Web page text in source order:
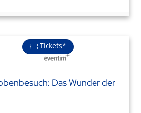
Tickets*
Das Wunder der